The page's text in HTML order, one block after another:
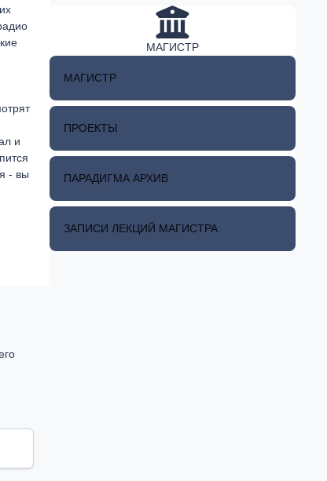
и
- вы
МАГИСТР
МАГИСТР
ПРОЕКТЫ
ПАРАДИГМА АРХИВ
ЗАПИСИ ЛЕКЦИЙ МАГИСТРА